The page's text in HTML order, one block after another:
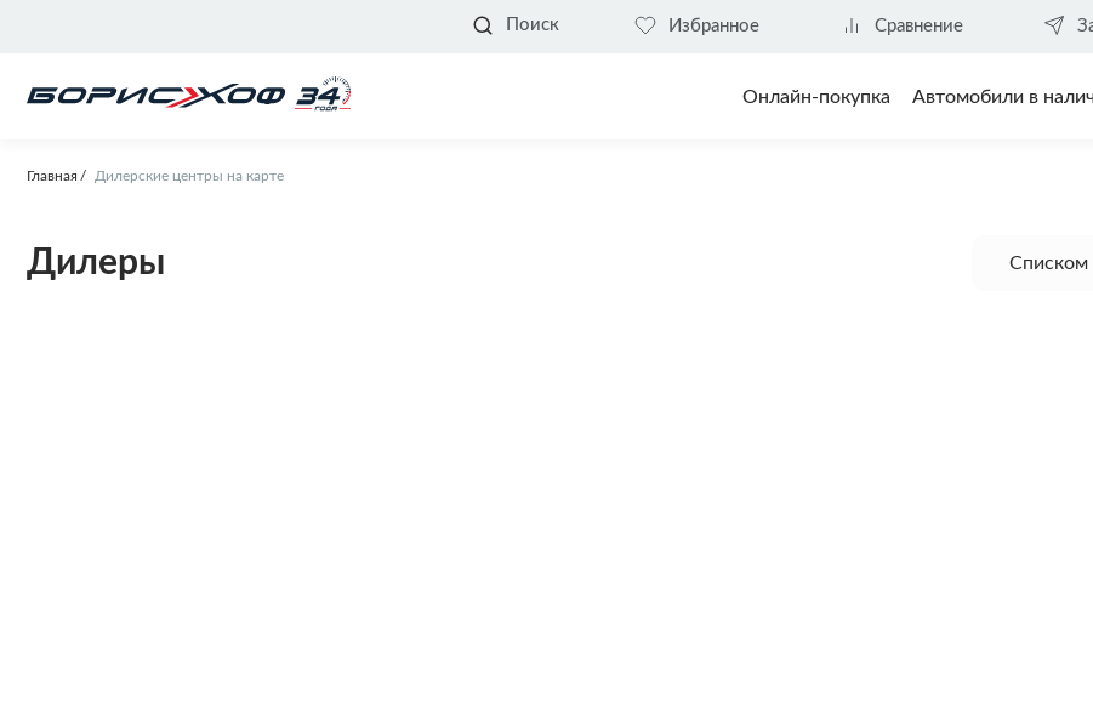
Поиск Избранное Сравнение
Онлайн-покупка Автомобили в
Главная Дилерские центры на карте
Дилеры Списком